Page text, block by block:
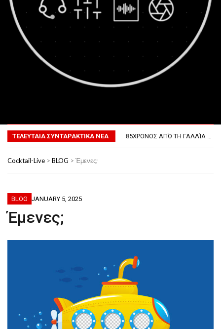
ΤΕΛΕΥΤΑΙΑ ΣΥΝΤΑΡΑΚΤΙΚΑ ΝΕΑ
ΦΟΒΕΡΆ ΔΏΡΑ ΓΙΑ ΤΟ ΕΠΌΜΕΝΟ ΔΕΚΑΉΜΕΡΟ!
85ΧΡΟΝΟΣ ΑΠΌ ΤΗ ΓΑΛΛΊΑ ΛΌΓΩ GPS ΚΑΤΈΛΗΞΕ ΣΤΗΝ… ΚΡΟΑΤΊΑ!
Cocktail-Live > BLOG > Έμενες;
BLOG JANUARY 5, 2025
Έμενες;